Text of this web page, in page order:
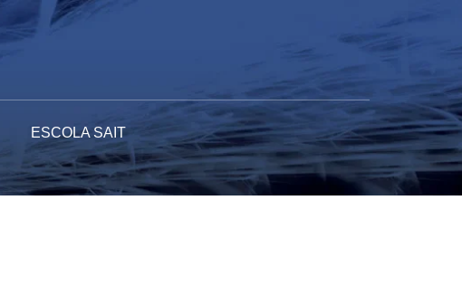
ESCOLA SAIT